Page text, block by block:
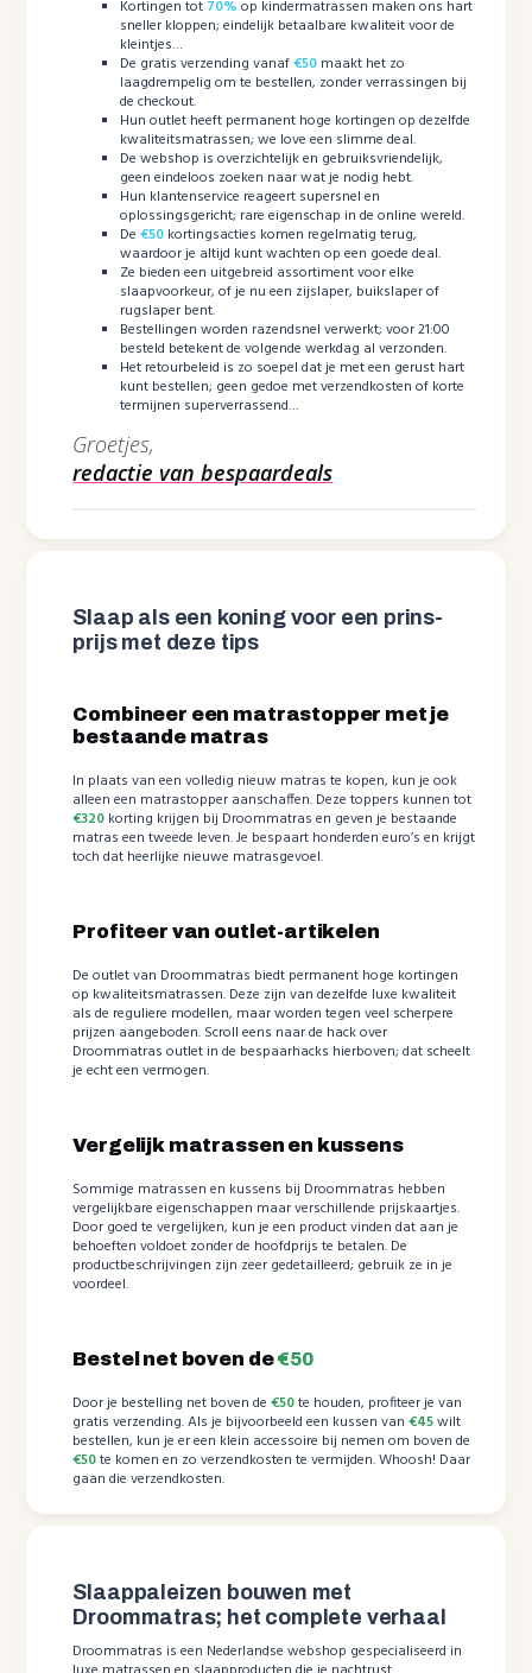
Kortingen tot 70% op kindermatrassen maken ons hart
sneller kloppen; eindelijk betaalbare kwaliteit voor de
kleintjes…
De gratis verzending vanaf€50 maakt het zo
laagdrempelig om te bestellen, zonder verrassingen bij
de checkout.
Hun outlet heeft permanent hoge kortingen op dezelfde
kwaliteitsmatrassen; we love een slimme deal.
De webshop is overzichtelijk en gebruiksvriendelijk,
geen eindeloos zoeken naar wat je nodig hebt.
Hun klantenservice reageert supersnel en
oplossingsgericht; rare eigenschap in de online wereld.
De€50 kortingsacties komen regelmatig terug,
waardoor je altijd kunt wachten op een goede deal.
Ze bieden een uitgebreid assortiment voor elke
slaapvoorkeur, of je nu een zijslaper, buikslaper of
rugslaper bent.
Bestellingen worden razendsnel verwerkt; voor 21:00
besteld betekent de volgende werkdag al verzonden.
Het retourbeleid is zo soepel dat je met een gerust hart
kunt bestellen; geen gedoe met verzendkosten of korte
termijnen superverrassend…
Groetjes,
redactie van bespaardeals
Slaap als een koning voor een prins-
prijs met deze tips
Combineer een matrastopper met je
bestaande matras
In plaats van een volledig nieuw matras te kopen, kun je ook
alleen een matrastopper aanschaffen. Deze toppers kunnen tot
€320 korting krijgen bij Droommatras en geven je bestaande
matras een tweede leven. Je bespaart honderden euro’s en krijgt
toch dat heerlijke nieuwe matrasgevoel.
Profiteer van outlet-artikelen
De outlet van Droommatras biedt permanent hoge kortingen
op kwaliteitsmatrassen. Deze zijn van dezelfde luxe kwaliteit
als de reguliere modellen, maar worden tegen veel scherpere
prijzen aangeboden. Scroll eens naar de hack over
Droommatras outlet in de bespaarhacks hierboven; dat scheelt
je echt een vermogen.
Vergelijk matrassen en kussens
Sommige matrassen en kussens bij Droommatras hebben
vergelijkbare eigenschappen maar verschillende prijskaartjes.
Door goed te vergelijken, kun je een product vinden dat aan je
behoeften voldoet zonder de hoofdprijs te betalen. De
productbeschrijvingen zijn zeer gedetailleerd; gebruik ze in je
voordeel.
Bestel net boven de€50
Door je bestelling net boven de€50te houden, profiteer je van
gratis verzending. Als je bijvoorbeeld een kussen van€45wilt
bestellen, kun je er een klein accessoire bij nemen om boven de
€50te komen en zo verzendkosten te vermijden. Whoosh! Daar
gaan die verzendkosten.
Slaappaleizen bouwen met
Droommatras; het complete verhaal
Droommatras is een Nederlandse webshop gespecialiseerd in